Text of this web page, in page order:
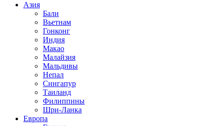
Азия
Бали
Вьетнам
Гонконг
Индия
Макао
Малайзия
Мальдивы
Непал
Сингапур
Таиланд
Филиппины
Шри-Ланка
Европа